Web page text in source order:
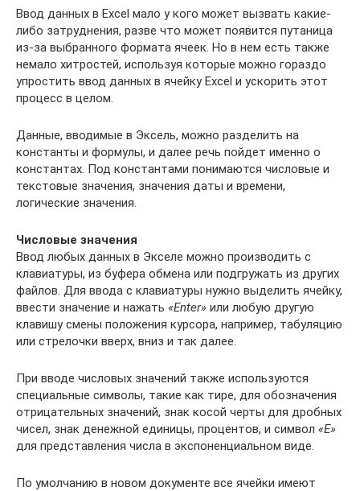
Ввод данных в Excel мало у кого может вызвать какие-
либо затруднения, разве что может появится путаница
из-за выбранного формата ячеек. Но в нем есть также
немало хитростей, используя которые можно гораздо
упростить ввод данных в ячейку Excel и ускорить этот
процесс в целом.
Данные, вводимые в Эксель, можно разделить на
константы и формулы, и далее речь пойдет именно о
константах. Под константами понимаются числовые и
текстовые значения, значения даты и времени,
логические значения.
Числовые значения
Ввод любых данных в Экселе можно производить с
клавиатуры, из буфера обмена или подгружать из других
файлов. Для ввода с клавиатуры нужно выделить ячейку,
ввести значение и нажать «Enter» или любую другую
клавишу смены положения курсора, например, табуляцию
или стрелочки вверх, вниз и так далее.
При вводе числовых значений также используются
специальные символы, такие как тире, для обозначения
отрицательных значений, знак косой черты для дробных
чисел, знак денежной единицы, процентов, и символ «Е»
для представления числа в экспоненциальном виде.
По умолчанию в новом документе все ячейки имеют